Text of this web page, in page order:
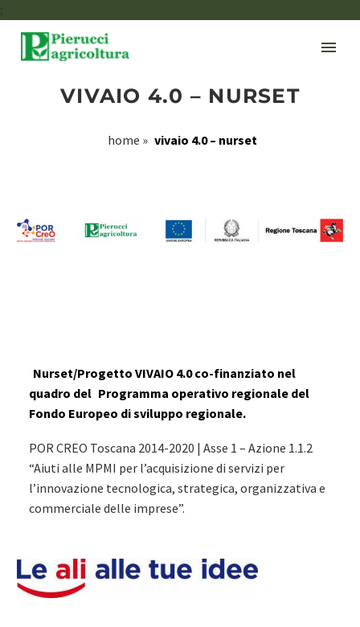
;
VIVAIO 4.0 – NURSET
home » vivaio 4.0 – nurset
Nurset/Progetto VIVAIO 4.0 co-finanziato nel
quadro del Programma operativo regionale del
Fondo Europeo di sviluppo regionale.
POR CREO Toscana 2014-2020 | Asse 1 – Azione 1.1.2
“Aiuti alle MPMI per l’acquisizione di servizi per
l’innovazione tecnologica, strategica, organizzativa e
commerciale delle imprese”.